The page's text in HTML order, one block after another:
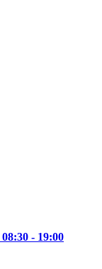
08:30 - 19:00